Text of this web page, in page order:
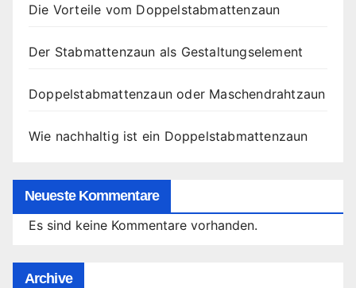
Die Vorteile vom Doppelstabmattenzaun
Der Stabmattenzaun als Gestaltungselement
Doppelstabmattenzaun oder Maschendrahtzaun
Wie nachhaltig ist ein Doppelstabmattenzaun
Neueste Kommentare
Es sind keine Kommentare vorhanden.
Archive